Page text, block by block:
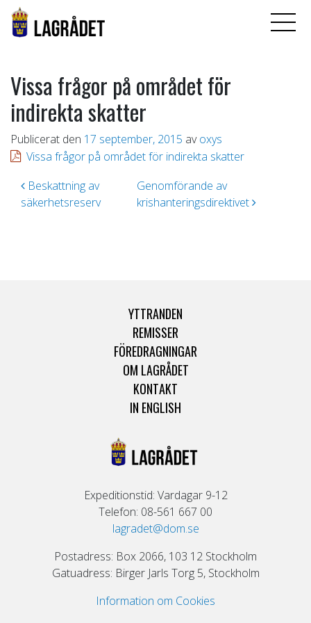
Vissa frågor på området för
indirekta skatter
Publicerat den 17 september, 2015 av oxys
Vissa frågor på området för indirekta skatter
Inläggsnavigering
Beskattning av
säkerhetsreserv
Genomförande av
krishanteringsdirektivet
YTTRANDEN
REMISSER
FÖREDRAGNINGAR
OM LAGRÅDET
KONTAKT
IN ENGLISH
Expeditionstid: Vardagar 9-12
Telefon: 08-561 667 00
lagradet@dom.se
Postadress: Box 2066, 103 12 Stockholm
Gatuadress: Birger Jarls Torg 5, Stockholm
Information om Cookies